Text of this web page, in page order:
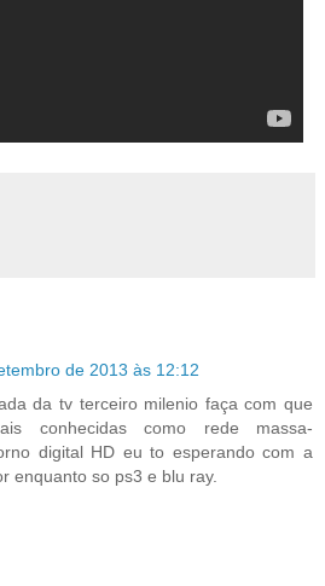
de 2013 às 12:12
da tv terceiro milenio faça com que
conhecidas como rede massa-
digital HD eu to esperando com a
enquanto so ps3 e blu ray.